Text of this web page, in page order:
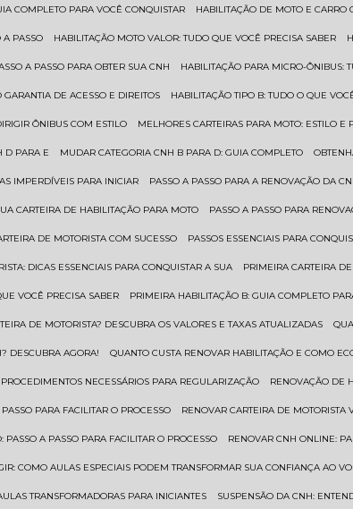
COMPLETO PARA VOCÊ CONQUISTAR HABILITAÇÃO DE MOTO E
A PASSO HABILITAÇÃO MOTO VALOR: TUDO QUE VOCÊ PRECISA SABER
A PASSO PARA OBTER SUA CNH HABILITAÇÃO PARA MICRO-ÔNIBUS:
GARANTIA DE ACESSO E DIREITOS HABILITAÇÃO TIPO B: TUDO O QUE
ÔNIBUS COM ESTILO MELHORES CARTEIRAS PARA MOTO: ESTILO E
D PARA E MUDAR CATEGORIA CNH B PARA D: GUIA COMPLETO
IMPERDÍVEIS PARA INICIAR PASSO A PASSO PARA A RENOVAÇÃO DA
CARTEIRA DE HABILITAÇÃO PARA MOTO PASSO A PASSO PARA
DE MOTORISTA COM SUCESSO PASSOS ESSENCIAIS PARA
DICAS ESSENCIAIS PARA CONQUISTAR A SUA PRIMEIRA CARTEIRA
VOCÊ PRECISA SABER PRIMEIRA HABILITAÇÃO B: GUIA COMPLETO
DE MOTORISTA? DESCUBRA OS VALORES E TAXAS ATUALIZADAS
DESCUBRA AGORA! QUANTO CUSTA RENOVAR HABILITAÇÃO E COMO
NECESSÁRIOS PARA REGULARIZAÇÃO RENOVAÇÃO DE
PARA FACILITAR O PROCESSO RENOVAR CARTEIRA DE
PASSO A PASSO PARA FACILITAR O PROCESSO RENOVAR CNH ONLINE:
COMO AULAS ESPECIAIS PODEM TRANSFORMAR SUA CONFIANÇA AO
TRANSFORMADORAS PARA INICIANTES SUSPENSÃO DA CNH: